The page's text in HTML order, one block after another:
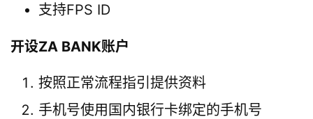
支持FPS ID
开设ZA BANK账户
按照正常流程指引提供资料
手机号使用国内银行卡绑定的手机号